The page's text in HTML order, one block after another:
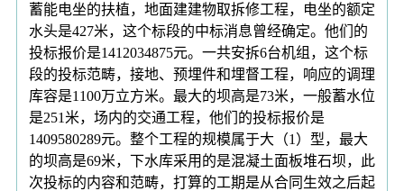
蓄能电坐的扶植，地面建建物取拆修工程，电坐的额定
水头是427米，这个标段的中标消息曾经确定。他们的
投标报价是1412034875元。一共安拆6台机组，这个标
段的投标范畴，接地、预埋件和埋督工程，响应的调理
库容是1100万立方米。最大的坝高是73米，一般蓄水位
是251米，场内的交通工程，他们的投标报价是
1409580289元。整个工程的规模属于大（1）型，最大
的坝高是69米，下水库采用的是混凝土面板堆石坝，此
次投标的内容和范畴，打算的工期是从合同生效之后起